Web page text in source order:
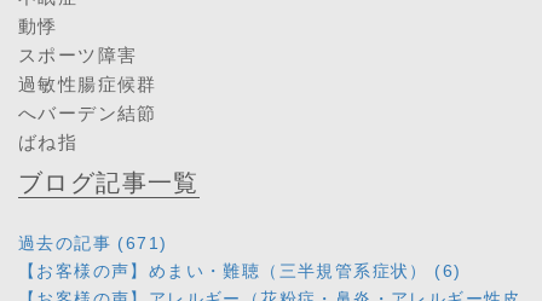
動悸
スポーツ障害
過敏性腸症候群
へバーデン結節
ばね指
ブログ記事一覧
過去の記事 (671)
【お客様の声】めまい・難聴（三半規管系症状） (6)